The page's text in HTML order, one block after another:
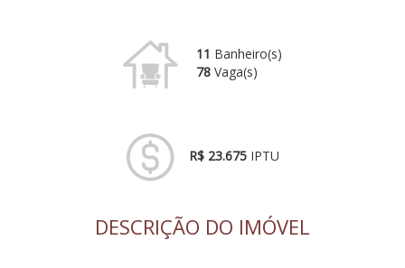
11 Banheiro(s)
78 Vaga(s)
R$ 23.675 IPTU
DESCRIÇÃO DO IMÓVEL